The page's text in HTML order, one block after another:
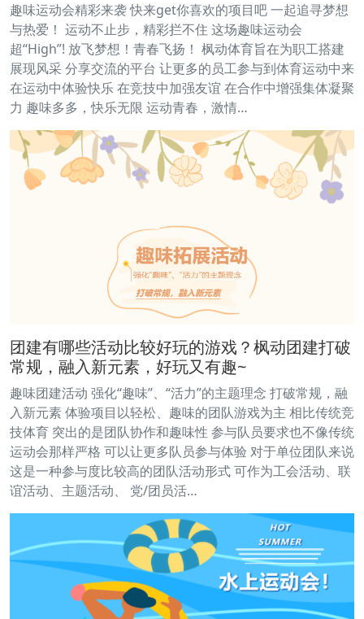
趣味运动会精彩来袭 快来get你喜欢的项目吧 一起追寻梦想
与热爱！ 运动不止步，精彩拦不住 这场趣味运动会
超“High”! 放飞梦想！青春飞扬！ 枫动体育旨在为职工搭建
展现风采 分享交流的平台 让更多的员工参与到体育运动中来
在运动中体验快乐 在竞技中加强友谊 在合作中增强集体凝聚
力 趣味多多，快乐无限 运动青春，激情…
团建有哪些活动比较好玩的游戏？枫动团建打破
常规，融入新元素，好玩又有趣~
趣味团建活动 强化“趣味”、“活力”的主题理念 打破常规，融
入新元素 体验项目以轻松、趣味的团队游戏为主 相比传统竞
技体育 突出的是团队协作和趣味性 参与队员要求也不像传统
运动会那样严格 可以让更多队员参与体验 对于单位团队来说
这是一种参与度比较高的团队活动形式 可作为工会活动、联
谊活动、主题活动、 党/团员活…